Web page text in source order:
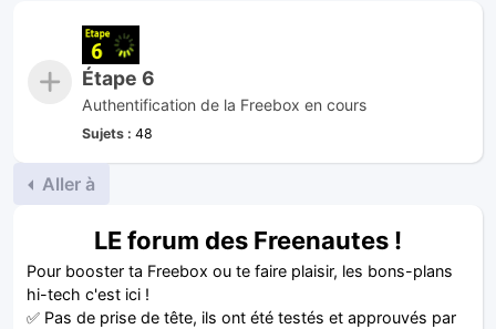
Étape 6
Authentification de la Freebox en cours
Sujets : 48
Aller à
LE forum des Freenautes !
Pour booster ta Freebox ou te faire plaisir, les bons-plans
hi-tech c'est ici !
✅ Pas de prise de tête, ils ont été testés et approuvés par